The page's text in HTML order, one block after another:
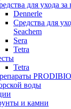
для ухода
Dennerle
Средства для
Seachem
Sera
Tetra
Tetra
воды
и камни